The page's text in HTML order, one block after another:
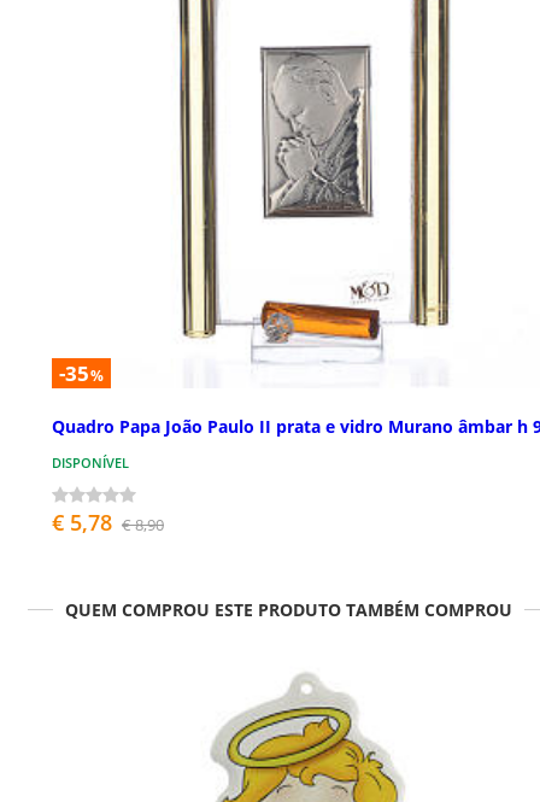
-35%
Quadro Papa João Paulo II prata e vidro Murano âmbar h
DISPONÍVEL
€ 5,78 € 8,90
QUEM COMPROU ESTE PRODUTO TAMBÉM COMPROU